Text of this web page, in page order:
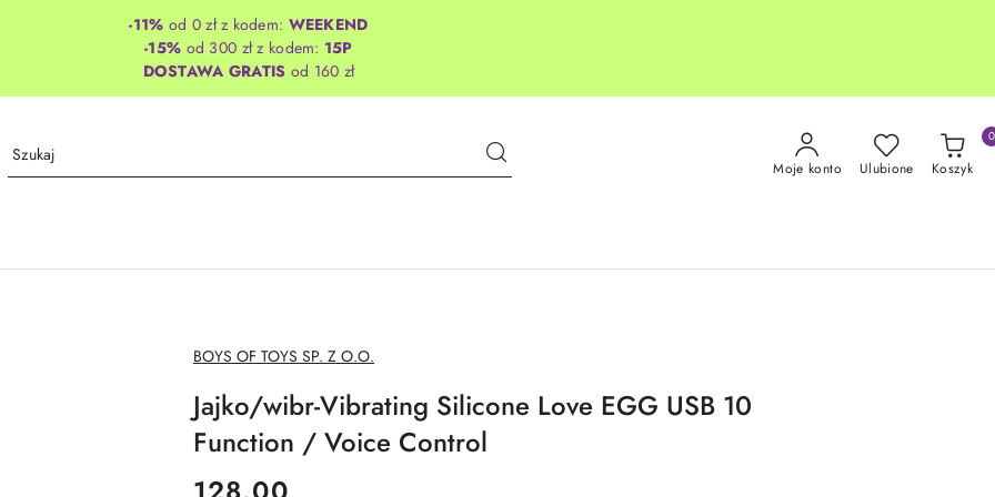
-11% od 0 zł z kodem: WEEKEND
-15% od 300 zł z kodem: 15P
DOSTAWA GRATIS od 160 zł
Moje konto Ulubione Koszyk
0
NAZWA
PRODUCENTA:
BOYS OF TOYS SP. Z O.O.
Jajko/wibr-Vibrating Silicone Love EGG USB 10
Function / Voice Control